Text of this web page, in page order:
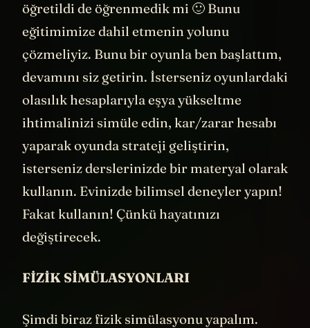
kadar derslerimizde hiç yoktu. Bize böyle
öğretildi de öğrenmedik mi 🙂 Bunu
eğitimimize dahil etmenin yolunu
çözmeliyiz. Bunu bir oyunla ben başlattım,
devamını siz getirin. İsterseniz oyunlardaki
olasılık hesaplarıyla eşya yükseltme
ihtimalinizi simüle edin, kar/zarar hesabı
yaparak oyunda strateji geliştirin,
isterseniz derslerinizde bir materyal olarak
kullanın. Evinizde bilimsel deneyler yapın!
Fakat kullanın! Çünkü hayatınızı